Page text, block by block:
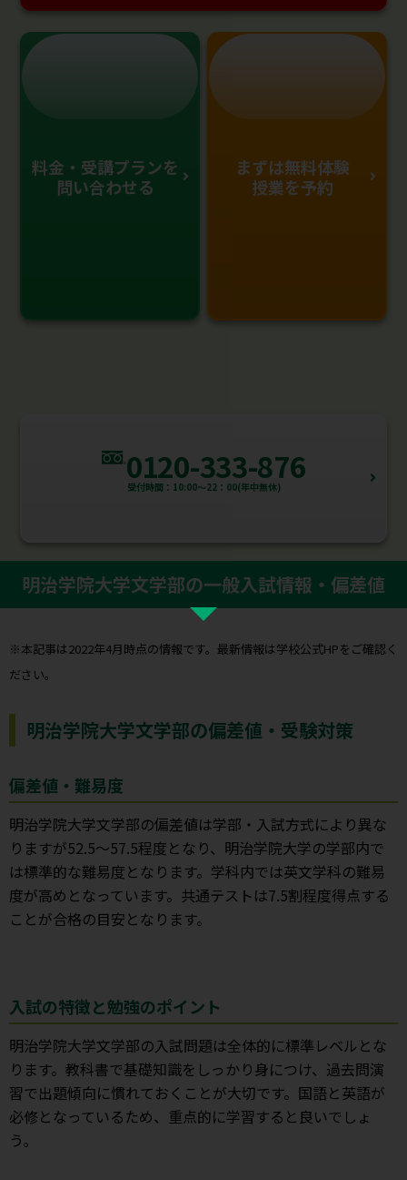
料金・受講プランを
問い合わせる
まずは無料体験
授業を予約
0120-333-876
受付時間：10:00～22：00(年中無休)
明治学院大学文学部の一般入試情報・偏差値
※本記事は2022年4月時点の情報です。最新情報は学校公式HPをご確認く
ださい。
明治学院大学文学部の偏差値・受験対策
偏差値・難易度
明治学院大学文学部の偏差値は学部・入試方式により異な
りますが52.5～57.5程度となり、明治学院大学の学部内で
は標準的な難易度となります。学科内では英文学科の難易
度が高めとなっています。共通テストは7.5割程度得点する
ことが合格の目安となります。
入試の特徴と勉強のポイント
明治学院大学文学部の入試問題は全体的に標準レベルとな
ります。教科書で基礎知識をしっかり身につけ、過去問演
習で出題傾向に慣れておくことが大切です。国語と英語が
必修となっているため、重点的に学習すると良いでしょ
う。